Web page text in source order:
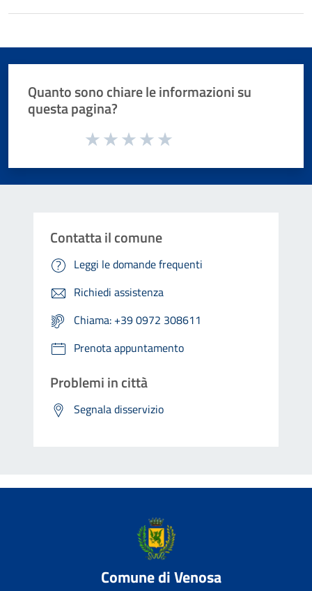
Quanto sono chiare le informazioni su
questa pagina?
Valuta da 1 a 5 stelle la pagina
Contatta il comune
Leggi le domande frequenti
Richiedi assistenza
Chiama: +39 0972 308611
Prenota appuntamento
Problemi in città
Segnala disservizio
Comune di Venosa